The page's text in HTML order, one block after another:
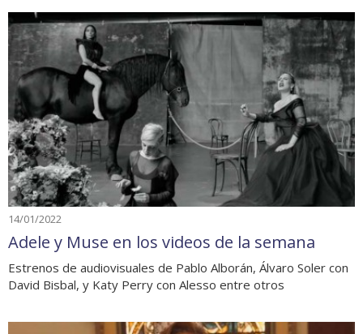
14/01/2022
Adele y Muse en los videos de la semana
Estrenos de audiovisuales de Pablo Alborán, Álvaro Soler con
David Bisbal, y Katy Perry con Alesso entre otros